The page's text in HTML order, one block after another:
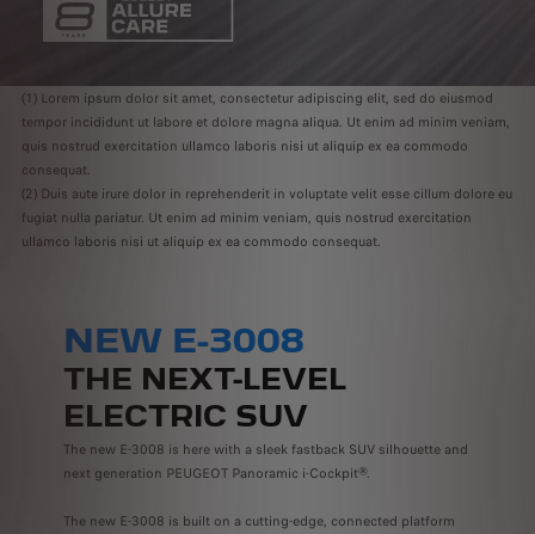
(1) Lorem ipsum dolor sit amet, consectetur adipiscing elit, sed do eiusmod
tempor incididunt ut labore et dolore magna aliqua. Ut enim ad minim veniam,
quis nostrud exercitation ullamco laboris nisi ut aliquip ex ea commodo
consequat.
(2) Duis aute irure dolor in reprehenderit in voluptate velit esse cillum dolore eu
fugiat nulla pariatur. Ut enim ad minim veniam, quis nostrud exercitation
ullamco laboris nisi ut aliquip ex ea commodo consequat.
NEW E-3008
THE NEXT-LEVEL
ELECTRIC SUV
The new E-3008 is here with a sleek fastback SUV silhouette and
next generation PEUGEOT Panoramic i-Cockpit®.
The new E-3008 is built on a cutting-edge, connected platform